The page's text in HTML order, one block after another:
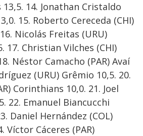
14. Jonathan Cristaldo
15. Roberto Cereceda (CHI)
Nicolás Freitas (URU)
17. Christian Vilches (CHI)
Néstor Camacho (PAR) Avaí
(URU) Grêmio 10,5. 20.
Corinthians 10,0. 21. Joel
22. Emanuel Biancucchi
Daniel Hernández (COL)
Víctor Cáceres (PAR)